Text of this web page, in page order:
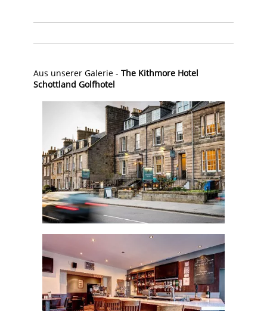
Aus unserer Galerie - The Kithmore Hotel
Schottland Golfhotel